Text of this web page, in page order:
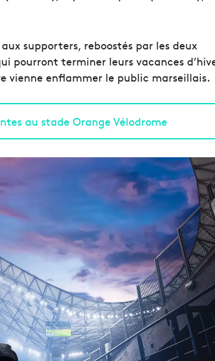
supporters, reboostés par les deux
pourront terminer leurs vacances
vienne enflammer le public marseillais.
au stade Orange Vélodrome